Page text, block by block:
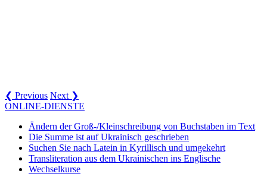
❮ Previous Next ❯
ONLINE-DIENSTE
Ändern der Groß-/Kleinschreibung von Buchstaben im Text
Die Summe ist auf Ukrainisch geschrieben
Suchen Sie nach Latein in Kyrillisch und umgekehrt
Transliteration aus dem Ukrainischen ins Englische
Wechselkurse